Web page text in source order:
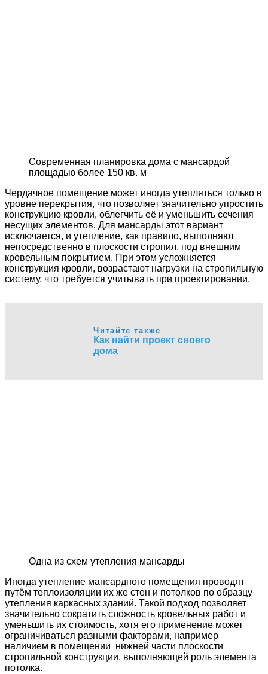
Современная планировка дома с мансардой
площадью более 150 кв. м
Чердачное помещение может иногда утепляться только в
уровне перекрытия, что позволяет значительно упростить
конструкцию кровли, облегчить её и уменьшить сечения
несущих элементов. Для мансарды этот вариант
исключается, и утепление, как правило, выполняют
непосредственно в плоскости стропил, под внешним
кровельным покрытием. При этом усложняется
конструкция кровли, возрастают нагрузки на стропильную
систему, что требуется учитывать при проектировании.
Читайте также
Как найти проект своего
дома
Одна из схем утепления мансарды
Иногда утепление мансардного помещения проводят
путём теплоизоляции их же стен и потолков по образцу
утепления каркасных зданий. Такой подход позволяет
значительно сократить сложность кровельных работ и
уменьшить их стоимость, хотя его применение может
ограничиваться разными факторами, например
наличием в помещении нижней части плоскости
стропильной конструкции, выполняющей роль элемента
потолка.